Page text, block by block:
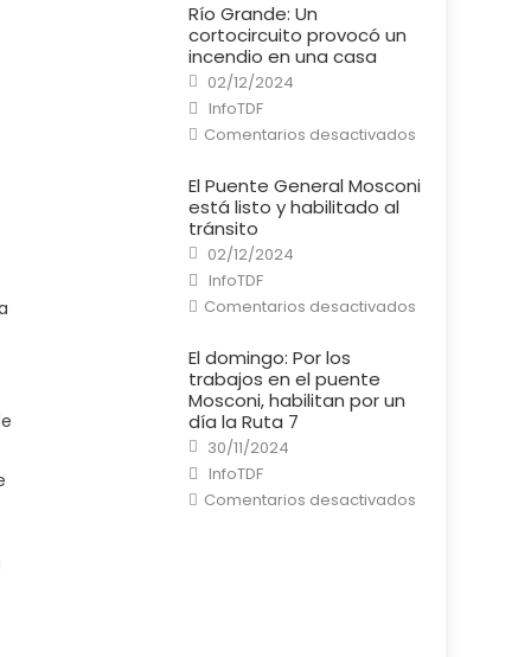
Río Grande: Un
cortocircuito provocó un
incendio en una casa
Posted
on
02/12/2024
Author
InfoTDF
Comentarios desactivadosen
Río
Un
cortocircuito
El Puente General Mosconi
está listo y habilitado al
tránsito
Posted
on
02/12/2024
Author
InfoTDF
Comentarios desactivadosen
El
El domingo: Por los
trabajos en el puente
Mosconi, habilitan por un
día la Ruta 7
Posted
on
30/11/2024
Author
InfoTDF
Comentarios desactivadosen
El